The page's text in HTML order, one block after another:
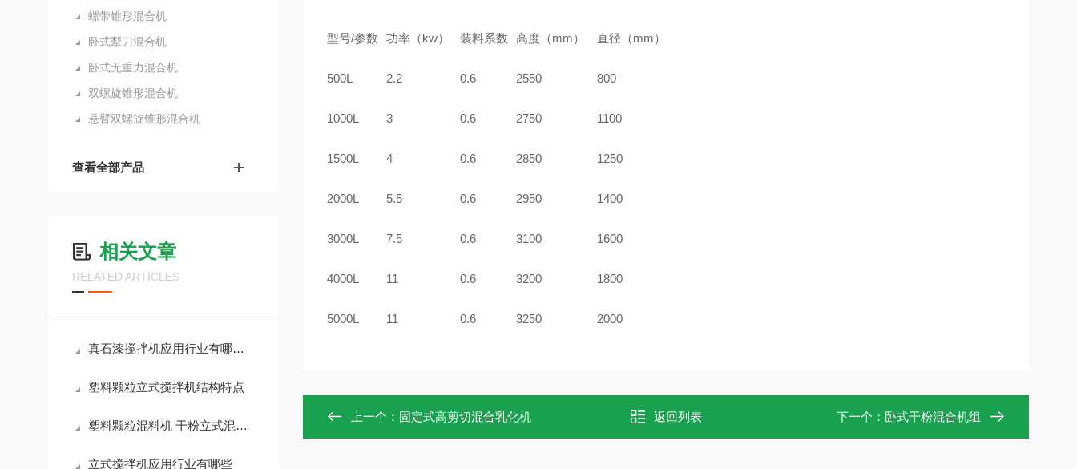
螺带锥形混合机
卧式犁刀混合机
卧式无重力混合机
双螺旋锥形混合机
悬臂双螺旋锥形混合机
查看全部产品
相关文章
RELATED ARTICLES
真石漆搅拌机应用行业有哪些？
塑料颗粒立式搅拌机结构特点
塑料颗粒混料机 干粉立式混合机的区别
立式搅拌机应用行业有哪些
型号/参数 功率（kw） 装料系数 高度（mm） 直径（mm）
500L 2.2 0.6 2550 800
1000L 3 0.6 2750 1100
1500L 4 0.6 2850 1250
2000L 5.5 0.6 2950 1400
3000L 7.5 0.6 3100 1600
4000L 11 0.6 3200 1800
5000L 11 0.6 3250 2000
上一个： 固定式高剪切混合乳化机 返回列表 下一个： 卧式干粉混合机组